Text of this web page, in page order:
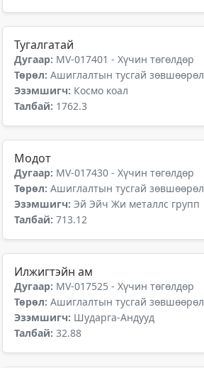
Тугалгатай
Дугаар: MV-017401 - Хүчин төгөлдөр
Төрөл: Ашиглалтын тусгай зөвшөөрөл
Эзэмшигч: Космо коал
Талбай: 1762.3
Модот
Дугаар: MV-017430 - Хүчин төгөлдөр
Төрөл: Ашиглалтын тусгай зөвшөөрөл
Эзэмшигч: Эй Эйч Жи металлс групп
Талбай: 713.12
Илжигтэйн ам
Дугаар: MV-017525 - Хүчин төгөлдөр
Төрөл: Ашиглалтын тусгай зөвшөөрөл
Эзэмшигч: Шударга-Андууд
Талбай: 32.88